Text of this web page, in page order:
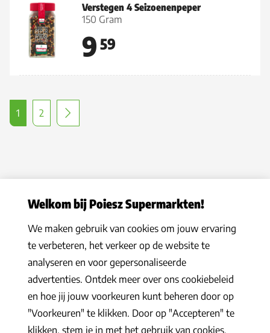
Verstegen 4 Seizoenenpeper
150 Gram
9 59
1 2
Privacy statement|Algemene voorwaarden |Hoe werkt het |
Veelgestelde vragen|Cookies
© 2026 Poiesz Supermarkten B.V. Alle rechten voorbehouden
Welkom bij Poiesz Supermarkten!
We maken gebruik van cookies om jouw ervaring
te verbeteren, het verkeer op de website te
analyseren en voor gepersonaliseerde
advertenties. Ontdek meer over ons cookiebeleid
en hoe jij jouw voorkeuren kunt beheren door op
"Voorkeuren" te klikken. Door op "Accepteren" te
klikken, stem je in met het gebruik van cookies.